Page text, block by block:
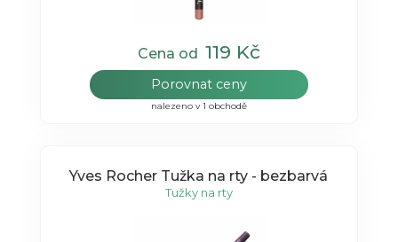
Cena od 119 Kč
Porovnat ceny
nalezeno v 1 obchodě
Yves Rocher Tužka na rty - bezbarvá
Tužky na rty